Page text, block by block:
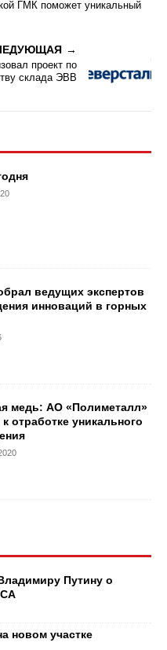
ГМК поможет уникальный
проект по
склада ЭВВ
ведущих экспертов
инноваций в горных
медь: АО «Полиметалл»
к отработке уникального
Путину о
новом участке